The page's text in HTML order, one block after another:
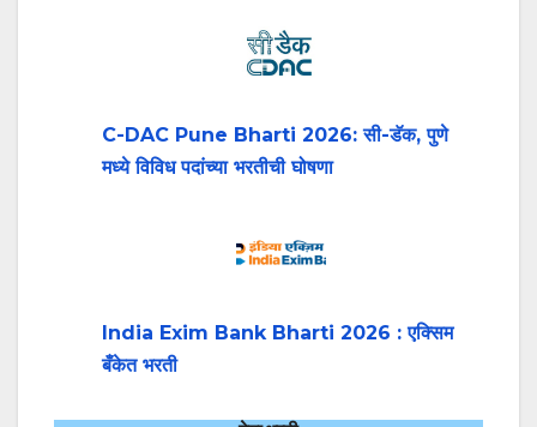
C-DAC Pune Bharti 2026: सी-डॅक, पुणे
मध्ये विविध पदांच्या भरतीची घोषणा
India Exim Bank Bharti 2026 : एक्सिम
बँकेत भरती